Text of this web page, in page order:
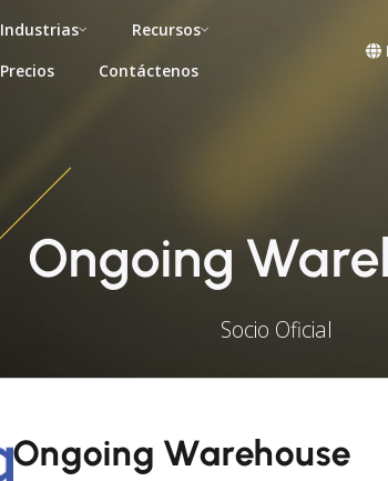
Industrias
Recursos
Precios
Contáctenos
Ongoing
Socio Oficial
Ongoing Warehouse